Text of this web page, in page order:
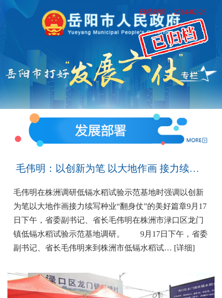
归档时间：2024-02-28
毛伟明：以创新为笔 以大地作画 接力续写种业“翻身仗”的美好篇章
毛伟明在株洲调研低镉水稻试验示范基地时强调以创新
为笔以大地作画接力续写种业“翻身仗”的美好篇章9月17
日下午，省委副书记、省长毛伟明在株洲市渌口区龙门
镇低镉水稻试验示范基地调研。 9月17日下午，省委
副书记、省长毛伟明来到株洲市低镉水稻试… [详细]